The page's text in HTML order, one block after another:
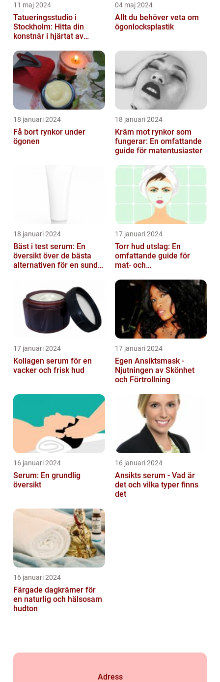
11 maj 2024
Tatueringsstudio i
Stockholm: Hitta din
konstnär i hjärtat av
04 maj 2024
Allt du behöver veta om
ögonlocksplastik
18 januari 2024
Få bort rynkor under
ögonen
18 januari 2024
Kräm mot rynkor som
fungerar: En omfattande
guide för matentusiaster
18 januari 2024
Bäst i test serum: En
översikt över de bästa
alternativen för en sund
17 januari 2024
Torr hud utslag: En
omfattande guide för
mat- och
17 januari 2024
Kollagen serum för en
vacker och frisk hud
17 januari 2024
Egen Ansiktsmask -
Njutningen av Skönhet
och Förtrollning
16 januari 2024
Serum: En grundlig
översikt
16 januari 2024
Ansikts serum - Vad är
det och vilka typer finns
det
16 januari 2024
Färgade dagkrämer för
en naturlig och hälsosam
hudton
Adress